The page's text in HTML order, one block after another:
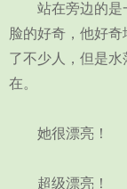
站在旁边的是
脸的好奇，他好
了不少人，但是
在。
她很漂亮！
超级漂亮！